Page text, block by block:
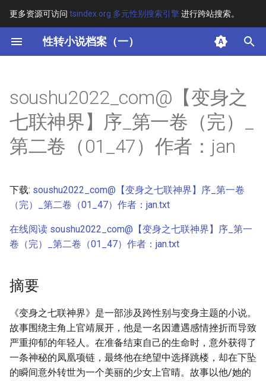
更多资源可访问 tsindex.org 多元性别搜索引擎进行跨站搜索。
性转小说档案（一）
键
开
始
搜
其他信息 [Processed Page
Metadata]
正文
soushu2022_com@【变身之
七联神界】序_第一卷（完）_
第二卷（01_47）作者：jan
下载: soushu2022_com@【变身之七联神界】序_第一卷
（完）_第二卷（01_47）作者：jan.txt
在线阅读 soushu2022_com@【变身之七联神界】序_第一
卷（完）_第二卷（01_47）作者：jan.txt
摘要
《变身之七联神界》是一部涉及跨性别与变身主题的小说。
故事围绕主角上官靖展开，他是一名因遭遇感情挫折而导致
严重抑郁的年轻人。在准备结束自己的生命时，意外获得了
一条神秘的凤凰项链，最终他在绝望中选择跳楼，却在下坠
的瞬间意外转世为一个美丽的少女上官晴。故事以他/她的